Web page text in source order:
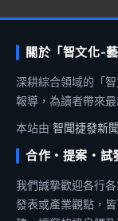
關於「智文化-
深耕綜合領域的「
報導，為讀者帶來
本站由 智聞捷發新
合作・提案・試
我們誠摯歡迎各行
發表或產業觀點，